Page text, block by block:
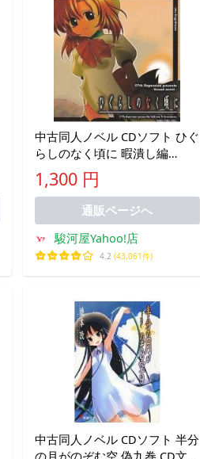
中古同人ノベル CDソフト ひぐ
らしのなく頃に 暇潰し編
20040813 ver.[プリントCD-R
版] / 07th Exp
1,300 円
通販ページへ
駿河屋Yahoo!店
4.2 (43,061件)
中古同人ノベル CDソフト 半分
の月がのぞむ空 偽九巻 CD文庫